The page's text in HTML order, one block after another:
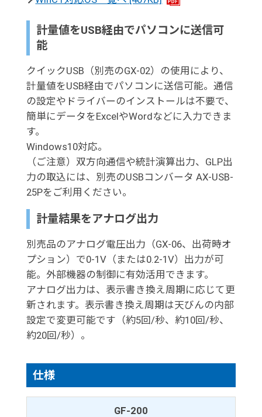
計量値をUSB経由でパソコンに送信可
能
クイックUSB（別売のGX-02）の使用により、
計量値をUSB経由でパソコンに送信可能。通信
の設定やドライバーのインストールは不要で、
簡単にデータをExcelやWordなどに入力できま
す。
Windows10対応。
（ご注意）双方向通信や統計演算出力、GLP出
力の取込には、別売のUSBコンバータ AX-USB-
25Pをご利用ください。
計量結果をアナログ出力
別売品のアナログ電圧出力（GX-06、出荷時オ
プション）で0-1V（または0.2-1V）出力が可
能。外部機器の制御に有効活用できます。
アナログ出力は、表示書き換え周期に応じて更
新されます。表示書き換え周期は天びんの内部
設定で変更可能です（約5回/秒、約10回/秒、
約20回/秒）。
仕様
GF-200